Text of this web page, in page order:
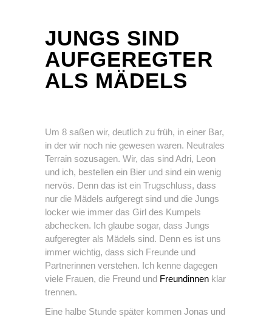
JUNGS SIND
AUFGEREGTER
ALS MÄDELS
Um 8 saßen wir, deutlich zu früh, in einer Bar,
in der wir noch nie gewesen waren. Neutrales
Terrain sozusagen. Wir, das sind Adri, Leon
und ich, bestellen ein Bier und sind ein wenig
nervös. Denn das ist ein Trugschluss, dass
nur die Mädels aufgeregt sind und die Jungs
locker wie immer das Girl des Kumpels
abchecken. Ich glaube sogar, dass Jungs
aufgeregter als Mädels sind. Denn es ist uns
immer wichtig, dass sich Freunde und
Partnerinnen verstehen. Ich kenne dagegen
viele Frauen, die Freund und Freundinnen klar
trennen.
Eine halbe Stunde später kommen Jonas und